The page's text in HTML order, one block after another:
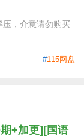
压，介意请勿购买
#115网盘
+加更][国语